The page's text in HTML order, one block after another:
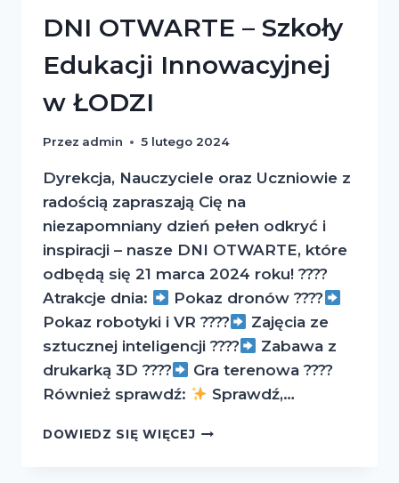
DNI OTWARTE – Szkoły
Edukacji Innowacyjnej
w ŁODZI
Przez admin 5 lutego 2024
Dyrekcja, Nauczyciele oraz Uczniowie z
radością zapraszają Cię na
niezapomniany dzień pełen odkryć i
inspiracji – nasze DNI OTWARTE, które
odbędą się 21 marca 2024 roku! ????
Atrakcje dnia:
Pokaz dronów ????
Pokaz robotyki i VR ????
Zajęcia ze
sztucznej inteligencji ????
Zabawa z
drukarką 3D ????
Gra terenowa ????
Również sprawdź:
Sprawdź,…
DOWIEDZ SIĘ WIĘCEJDNI